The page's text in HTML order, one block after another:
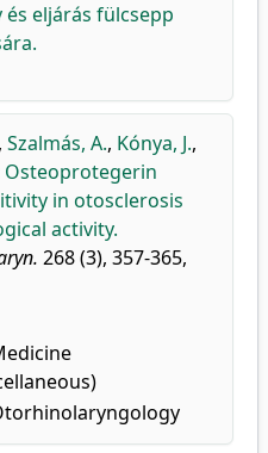
eljárás fülcsepp
, Szalmás, A., Kónya, J.,
Osteoprotegerin
in otosclerosis
activity.
268 (3), 357-365,